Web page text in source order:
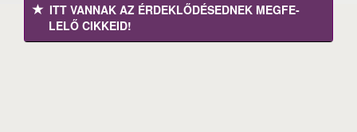
ITT VANNAK AZ ÉRDEK­LŐDÉ­SEDNEK MEGFE­
LELŐ CIKKEID!